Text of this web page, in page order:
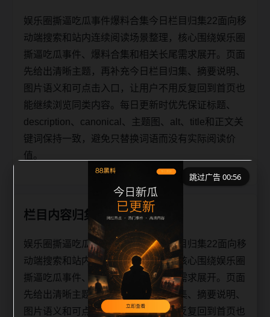
娱乐圈撕逼吃瓜事件爆料合集今日栏目归集22面向移
动端搜索和站内连续阅读场景整理，核心围绕娱乐圈
撕逼吃瓜事件、爆料合集和相关长尾需求展开。页面
先给出清晰主题，再补充今日栏目归集、摘要说明、
图片语义和可点击入口，让用户不用反复回到首页也
能继续浏览同类内容。每日更新时优先保证标题、
description、canonical、主题图、alt、title和正文关
键词保持一致，避免只替换词语而没有实际阅读价
值。
栏目内容归集
娱乐圈撕逼吃瓜事件爆料合集今日栏目归集22面向移
动端搜索和站内连续阅读场景整理，核心围绕娱乐圈
撕逼吃瓜事件、爆料合集和相关长尾需求展开。页面
先给出清晰主题，再补充今日栏目归集、摘要说明、
图片语义和可点击入口，让用户不用反复回到首页也
跳过广告 00:56